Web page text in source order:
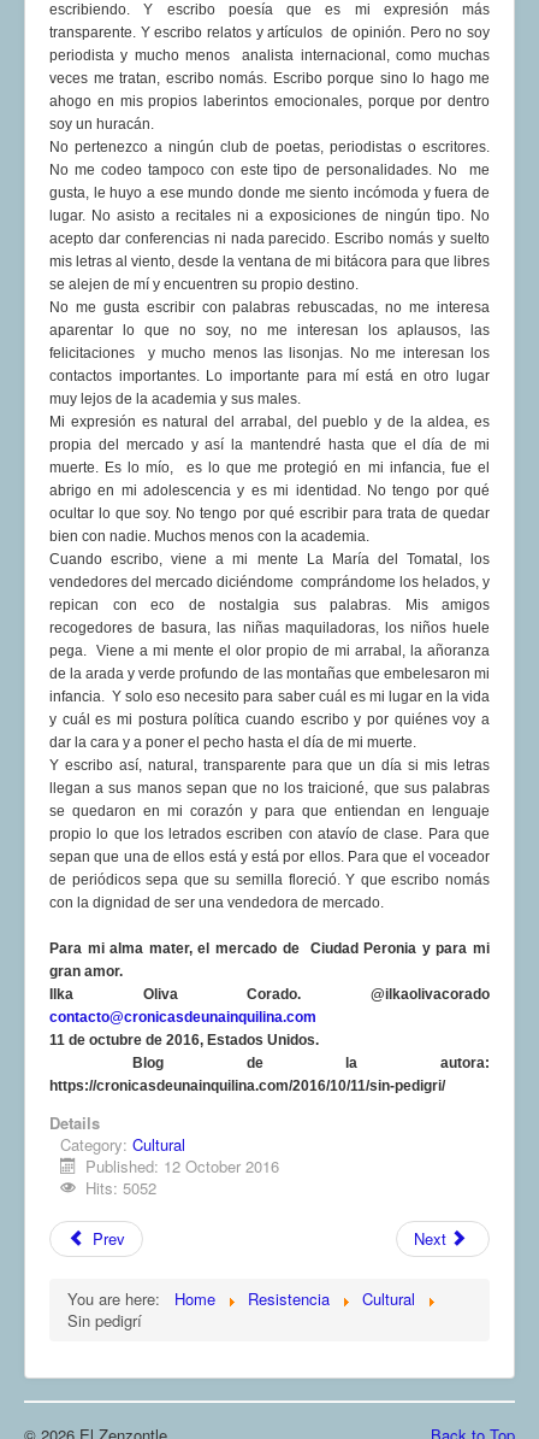
escribiendo. Y escribo poesía que es mi expresión más
transparente. Y escribo relatos y artículos de opinión. Pero no soy
periodista y mucho menos analista internacional, como muchas
veces me tratan, escribo nomás. Escribo porque sino lo hago me
ahogo en mis propios laberintos emocionales, porque por dentro
soy un huracán.
No pertenezco a ningún club de poetas, periodistas o escritores.
No me codeo tampoco con este tipo de personalidades. No me
gusta, le huyo a ese mundo donde me siento incómoda y fuera de
lugar. No asisto a recitales ni a exposiciones de ningún tipo. No
acepto dar conferencias ni nada parecido. Escribo nomás y suelto
mis letras al viento, desde la ventana de mi bitácora para que libres
se alejen de mí y encuentren su propio destino.
No me gusta escribir con palabras rebuscadas, no me interesa
aparentar lo que no soy, no me interesan los aplausos, las
felicitaciones y mucho menos las lisonjas. No me interesan los
contactos importantes. Lo importante para mí está en otro lugar
muy lejos de la academia y sus males.
Mi expresión es natural del arrabal, del pueblo y de la aldea, es
propia del mercado y así la mantendré hasta que el día de mi
muerte. Es lo mío, es lo que me protegió en mi infancia, fue el
abrigo en mi adolescencia y es mi identidad. No tengo por qué
ocultar lo que soy. No tengo por qué escribir para trata de quedar
bien con nadie. Muchos menos con la academia.
Cuando escribo, viene a mi mente La María del Tomatal, los
vendedores del mercado diciéndome comprándome los helados, y
repican con eco de nostalgia sus palabras. Mis amigos
recogedores de basura, las niñas maquiladoras, los niños huele
pega. Viene a mi mente el olor propio de mi arrabal, la añoranza
de la arada y verde profundo de las montañas que embelesaron mi
infancia. Y solo eso necesito para saber cuál es mi lugar en la vida
y cuál es mi postura política cuando escribo y por quiénes voy a
dar la cara y a poner el pecho hasta el día de mi muerte.
Y escribo así, natural, transparente para que un día si mis letras
llegan a sus manos sepan que no los traicioné, que sus palabras
se quedaron en mi corazón y para que entiendan en lenguaje
propio lo que los letrados escriben con atavío de clase. Para que
sepan que una de ellos está y está por ellos. Para que el voceador
de periódicos sepa que su semilla floreció. Y que escribo nomás
con la dignidad de ser una vendedora de mercado.
Para mi alma mater, el mercado de Ciudad Peronia y para mi
gran amor.
Ilka Oliva Corado. @ilkaolivacorado
contacto@cronicasdeunainquilina.com
11 de octubre de 2016, Estados Unidos.
Blog de la autora:
https://cronicasdeunainquilina.com/2016/10/11/sin-pedigri/
Details
Category: Cultural
Published: 12 October 2016
Hits: 5052
Prev Next
You are here: Home Resistencia
Cultural
Sin pedigrí